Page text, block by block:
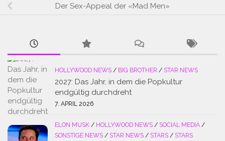
Der Sex-Appeal der «Mad Men»
HOLLYWOOD NEWS / BIG BROTHER / STAR NEWS
2027: Das Jahr, in dem die Popkultur
endgültig durchdreht
7. APRIL 2026
ELON MUSK / HOLLYWOOD NEWS / SOCIAL MEDIA /
SONSTIGE NEWS / STAR NEWS / STARS / STARS